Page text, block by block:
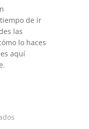
de ir
las
lo haces
aquí
Ordenado